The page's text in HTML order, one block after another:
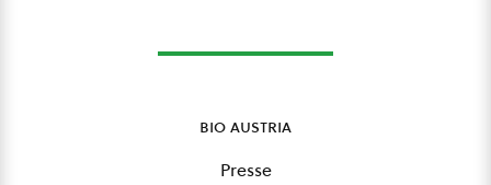
bio austria
Presse